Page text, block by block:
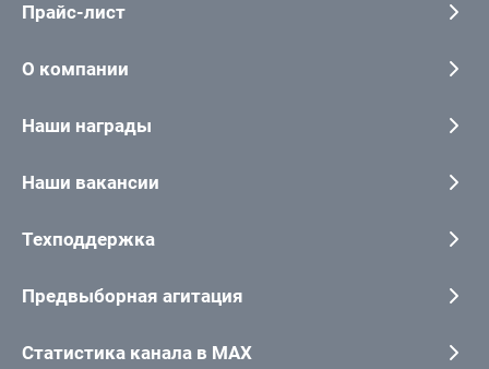
Прайс-лист
О компании
Наши награды
Наши вакансии
Техподдержка
Предвыборная агитация
Статистика канала в MAX